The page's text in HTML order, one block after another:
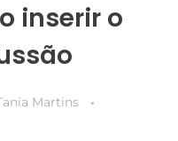
inserir o
Martins